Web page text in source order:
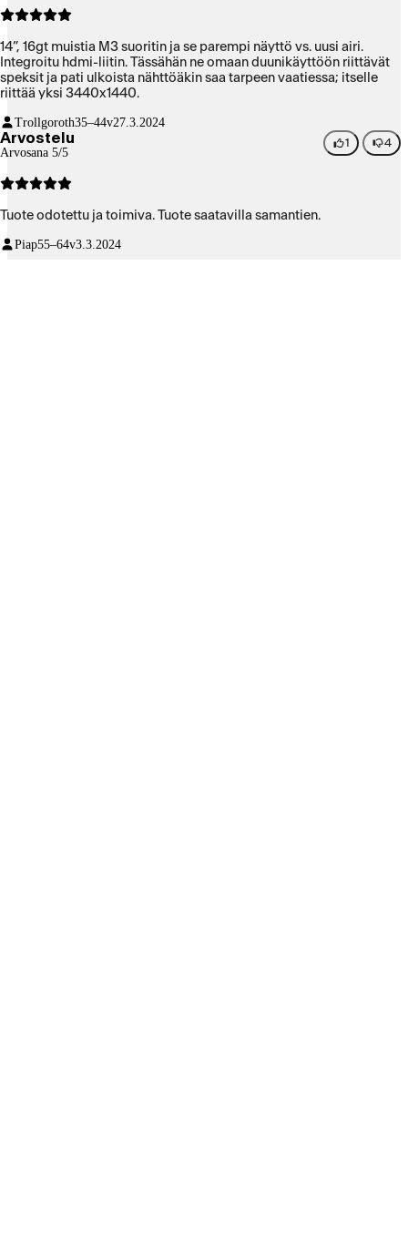
14”, 16gt muistia M3 suoritin ja se parempi näyttö vs. uusi airi.
Integroitu hdmi-liitin. Tässähän ne omaan duunikäyttöön riittävät
speksit ja pati ulkoista nähttöäkin saa tarpeen vaatiessa; itselle
riittää yksi 3440x1440.
Trollgoroth35–44v27.3.2024
Arvostelu
Arvosana 5/5
1 4
Tuote odotettu ja toimiva. Tuote saatavilla samantien.
Piap55–64v3.3.2024